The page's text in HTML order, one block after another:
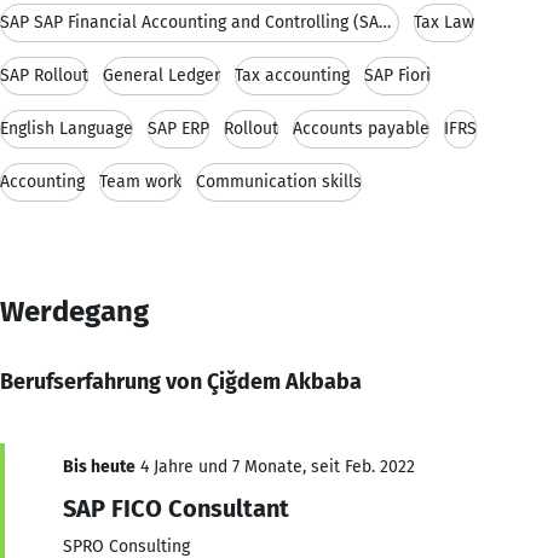
SAP SAP Financial Accounting and Controlling (SAP FICO) Tax Law
SAP Rollout General Ledger Tax accounting SAP Fiori
English Language SAP ERP Rollout Accounts payable IFRS
Accounting Team work Communication skills
Werdegang
Berufserfahrung von Çiğdem Akbaba
Bis heute 4 Jahre und 7 Monate, seit Feb. 2022
SAP FICO Consultant
SPRO Consulting